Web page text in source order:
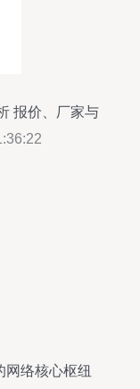
报价、厂家与
网络核心枢纽